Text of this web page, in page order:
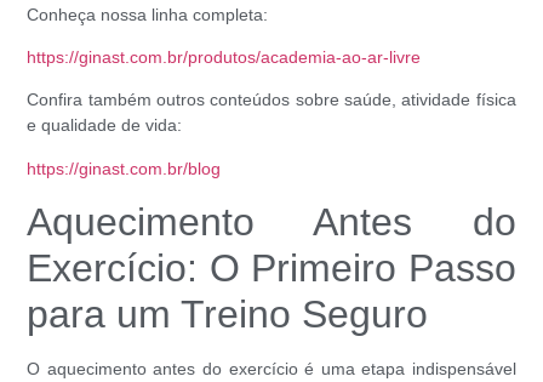
Conheça nossa linha completa:
https://ginast.com.br/produtos/academia-ao-ar-livre
Confira também outros conteúdos sobre saúde, atividade física
e qualidade de vida:
https://ginast.com.br/blog
Aquecimento Antes do
Exercício: O Primeiro Passo
para um Treino Seguro
O aquecimento antes do exercício é uma etapa indispensável